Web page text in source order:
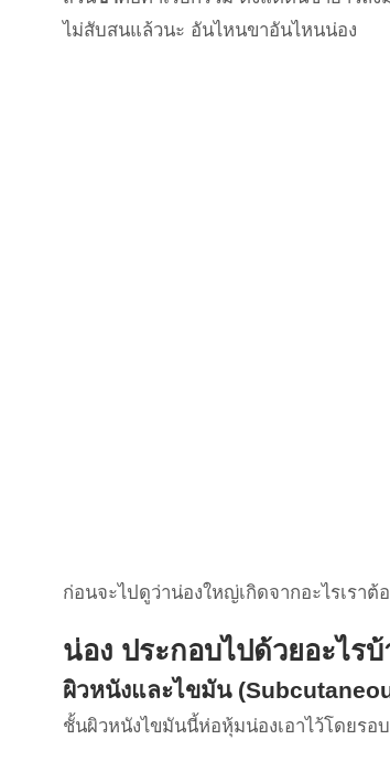
ไม่สับสนแล้วนะ อันไหนขาอันไหนน่อง
ก่อนจะไปดูว่าน่องใหญ่เกิดจากอะไรเรา
น่อง ประกอบไปด้วยอะไรบ้
ผิวหนังและไขมัน
ชั้นผิวหนังไขมันนี้ห่อหุ้มน่องเอาไว้โดยรอ